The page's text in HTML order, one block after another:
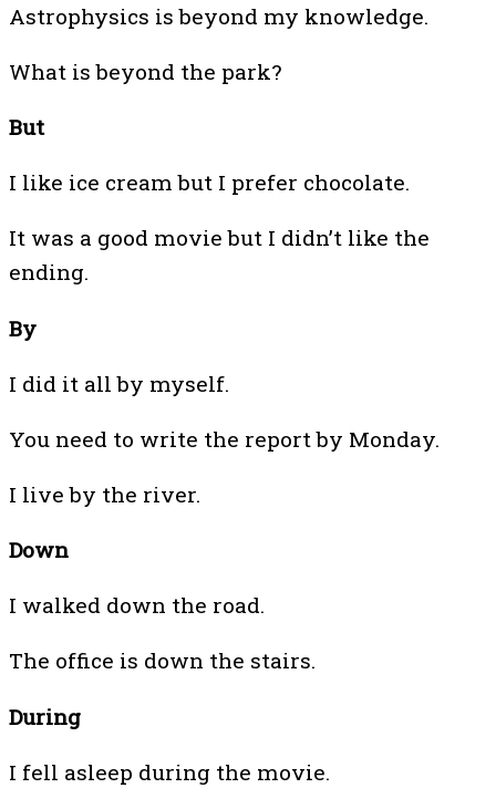
Astrophysics is beyond my knowledge.
What is beyond the park?
But
I like ice cream but I prefer chocolate.
It was a good movie but I didn’t like the
ending.
By
I did it all by myself.
You need to write the report by Monday.
I live by the river.
Down
I walked down the road.
The office is down the stairs.
During
I fell asleep during the movie.